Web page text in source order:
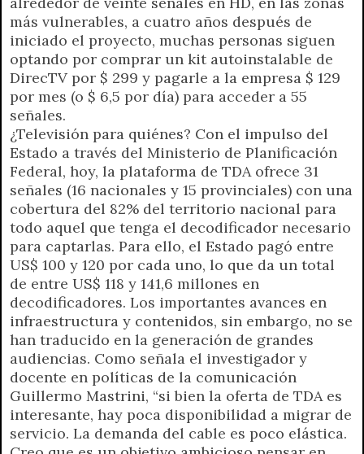
más vulnerables, a cuatro años después de
iniciado el proyecto, muchas personas siguen
optando por comprar un kit autoinstalable de
DirecTV por $ 299 y pagarle a la empresa $ 129
por mes (o $ 6,5 por día) para acceder a 55
señales.
¿Televisión para quiénes? Con el impulso del
Estado a través del Ministerio de Planificación
Federal, hoy, la plataforma de TDA ofrece 31
señales (16 nacionales y 15 provinciales) con una
cobertura del 82% del territorio nacional para
todo aquel que tenga el decodificador necesario
para captarlas. Para ello, el Estado pagó entre
US$ 100 y 120 por cada uno, lo que da un total
de entre US$ 118 y 141,6 millones en
decodificadores. Los importantes avances en
infraestructura y contenidos, sin embargo, no se
han traducido en la generación de grandes
audiencias. Como señala el investigador y
docente en políticas de la comunicación
Guillermo Mastrini, “si bien la oferta de TDA es
interesante, hay poca disponibilidad a migrar de
servicio. La demanda del cable es poco elástica.